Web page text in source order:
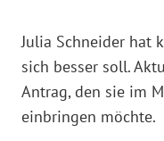
Julia Schneider hat
sich besser soll.
Antrag, den sie im
einbringen möchte.